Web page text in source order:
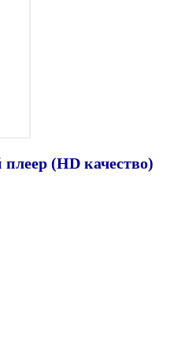
(HD качество)